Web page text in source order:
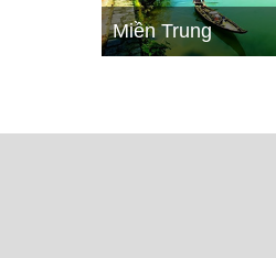
Miền Trung